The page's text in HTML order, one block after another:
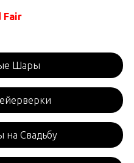
Fair
Шары
на Свадьбу